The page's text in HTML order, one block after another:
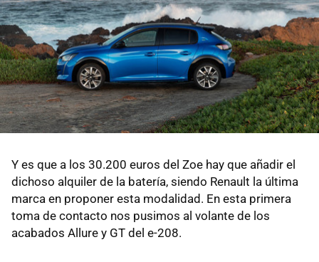
Y es que a los 30.200 euros del Zoe hay que añadir el
dichoso alquiler de la batería, siendo Renault la última
marca en proponer esta modalidad. En esta primera
toma de contacto nos pusimos al volante de los
acabados Allure y GT del e-208.